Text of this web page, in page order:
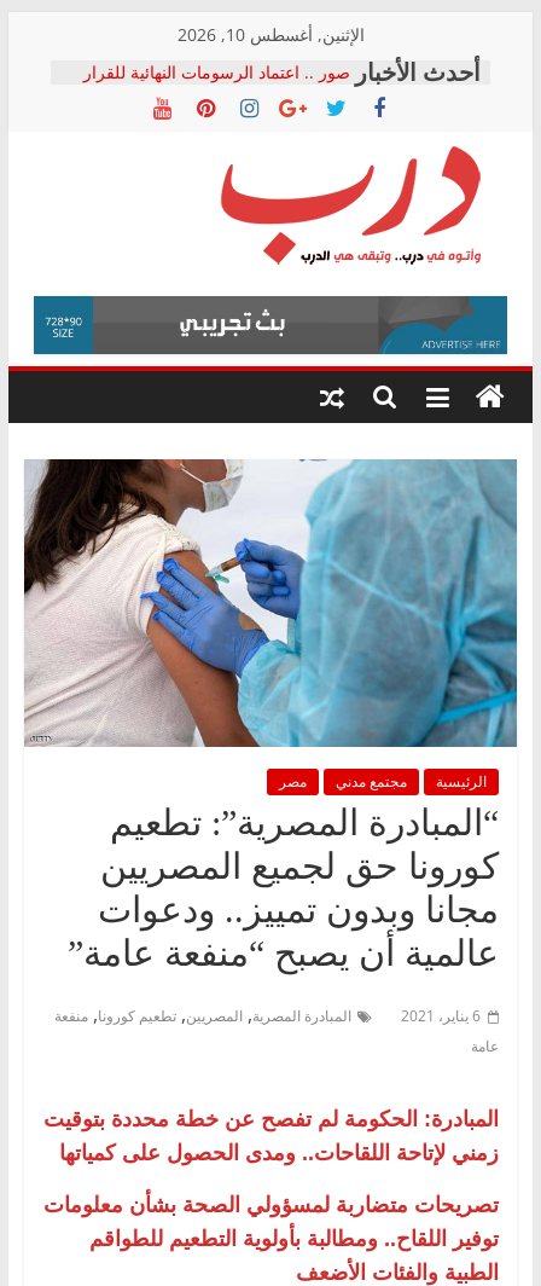
content
الإثنين, أغسطس 10, 2026
صور .. اعتماد الرسومات النهائية للقرار
الوزاري لمدينة الصحفيين.. وانتهاء أعمال
إنشاء المبنى الإداري
حرية تداول المعلومات للبرلمان خلال
الأسبوع الأخير لدور الانعقاد
نقيب الصحفيين يخاطب الوزراء
العام ضد مؤسسات تستغل المتدربين
حزب التحالف الشعبي يطلق لجنة “الحق
في الصحة” بالإسكندرية لرصد الانتهاكات
ودعم المرضى
درب
وأتوه
درب..
وتبقى
هي
الرئيسية مجتمع مدني مصر
“المبادرة المصرية”: تطعيم
كورونا حق لجميع المصريين
مجانا وبدون تمييز.. ودعوات
عالمية أن يصبح “منفعة عامة”
6 يناير، 2021 المبادرة المصرية, المصريين, تطعيم كورونا, منفعة
عامة
المبادرة: الحكومة لم تفصح عن خطة محددة بتوقيت
زمني لإتاحة اللقاحات.. ومدى الحصول على كمياتها
تصريحات متضاربة لمسؤولي الصحة بشأن معلومات
توفير اللقاح.. ومطالبة بأولوية التطعيم للطواقم
الطبية والفئات الأضعف